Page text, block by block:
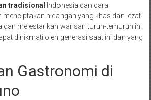
tradisional
Indonesia dan cara
hidangan yang khas dan lezat.
dan melestarikan warisan turun-temurun ini
dinikmati oleh generasi saat ini dan yang
Gastronomi di